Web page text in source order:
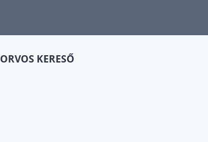
ORVOS KERESŐ